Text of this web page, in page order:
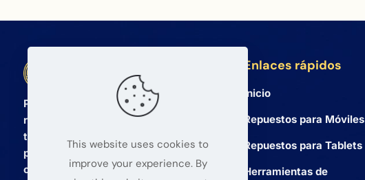
BETA Electronic Co LTD
Proveedor mayorista profesional de
repuestos para teléfonos móviles y
tabletas desde 2008. Ofrecemos
productos de alta calidad y un servicio
confiable para mayoristas globales.
Enlaces rápidos
Inicio
Repuestos para Móviles
Repuestos para Tablets
Herramientas de
This website uses cookies to
improve your experience. By